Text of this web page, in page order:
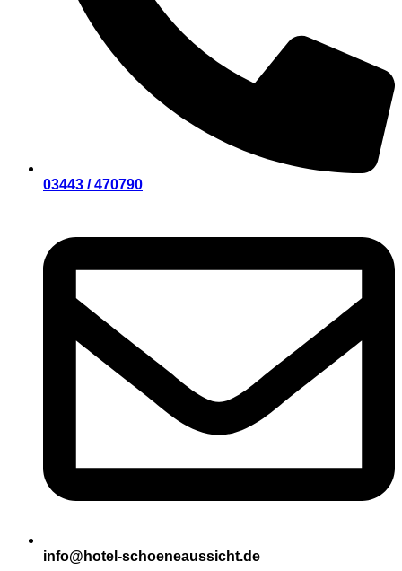
03443 / 470790
info@hotel-schoeneaussicht.de